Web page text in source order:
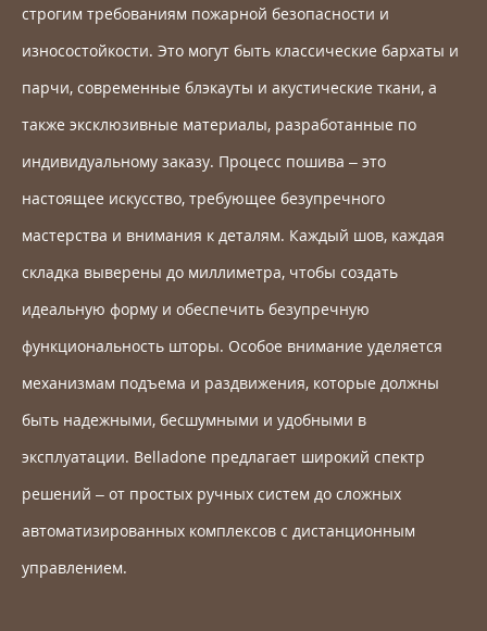
строгим требованиям пожарной безопасности и
износостойкости. Это могут быть классические бархаты и
парчи, современные блэкауты и акустические ткани, а
также эксклюзивные материалы, разработанные по
индивидуальному заказу. Процесс пошива – это
настоящее искусство, требующее безупречного
мастерства и внимания к деталям. Каждый шов, каждая
складка выверены до миллиметра, чтобы создать
идеальную форму и обеспечить безупречную
функциональность шторы. Особое внимание уделяется
механизмам подъема и раздвижения, которые должны
быть надежными, бесшумными и удобными в
эксплуатации. Belladone предлагает широкий спектр
решений – от простых ручных систем до сложных
автоматизированных комплексов с дистанционным
управлением.